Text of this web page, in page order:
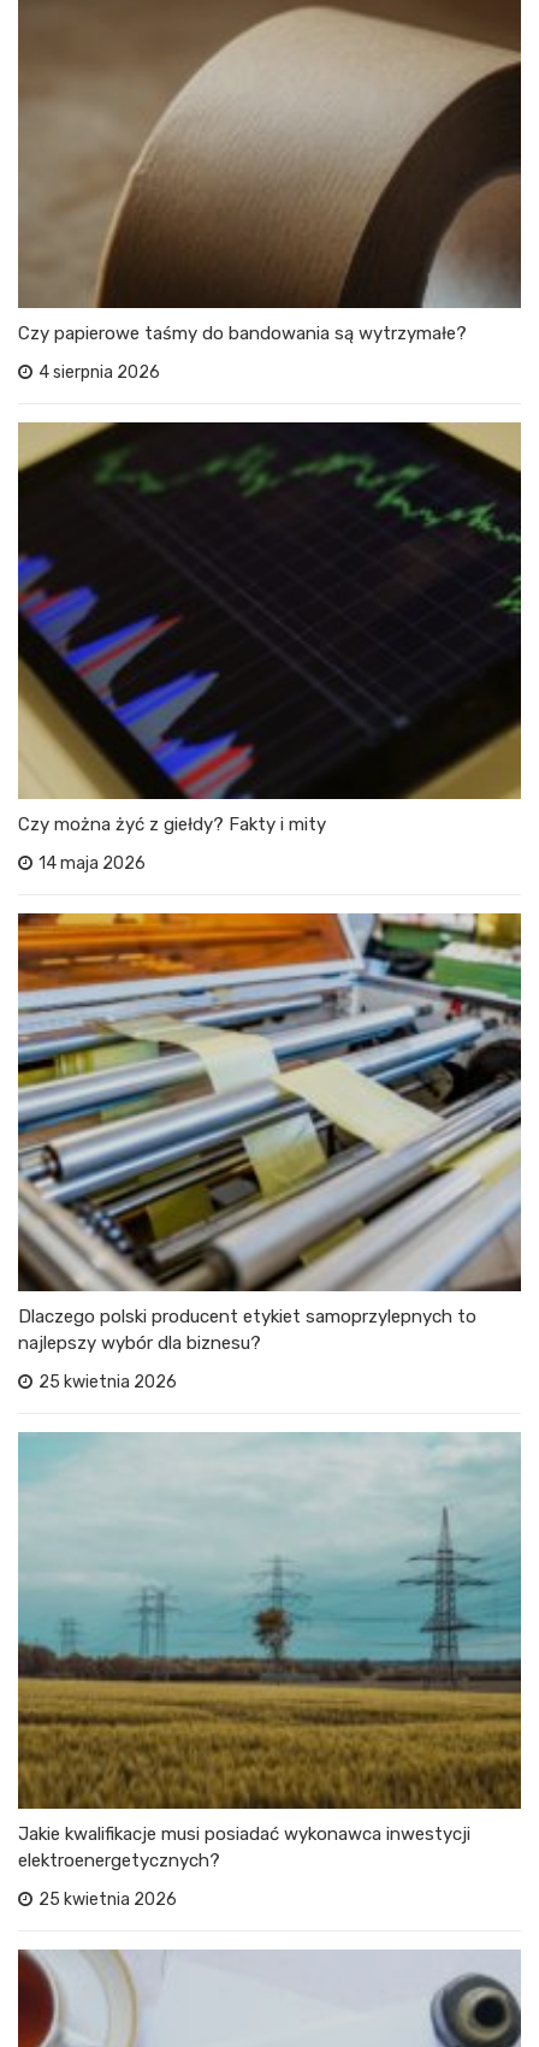
Czy papierowe taśmy do bandowania są wytrzymałe?
4 sierpnia 2026
Czy można żyć z giełdy? Fakty i mity
14 maja 2026
Dlaczego polski producent etykiet samoprzylepnych to
najlepszy wybór dla biznesu?
25 kwietnia 2026
Jakie kwalifikacje musi posiadać wykonawca inwestycji
elektroenergetycznych?
25 kwietnia 2026